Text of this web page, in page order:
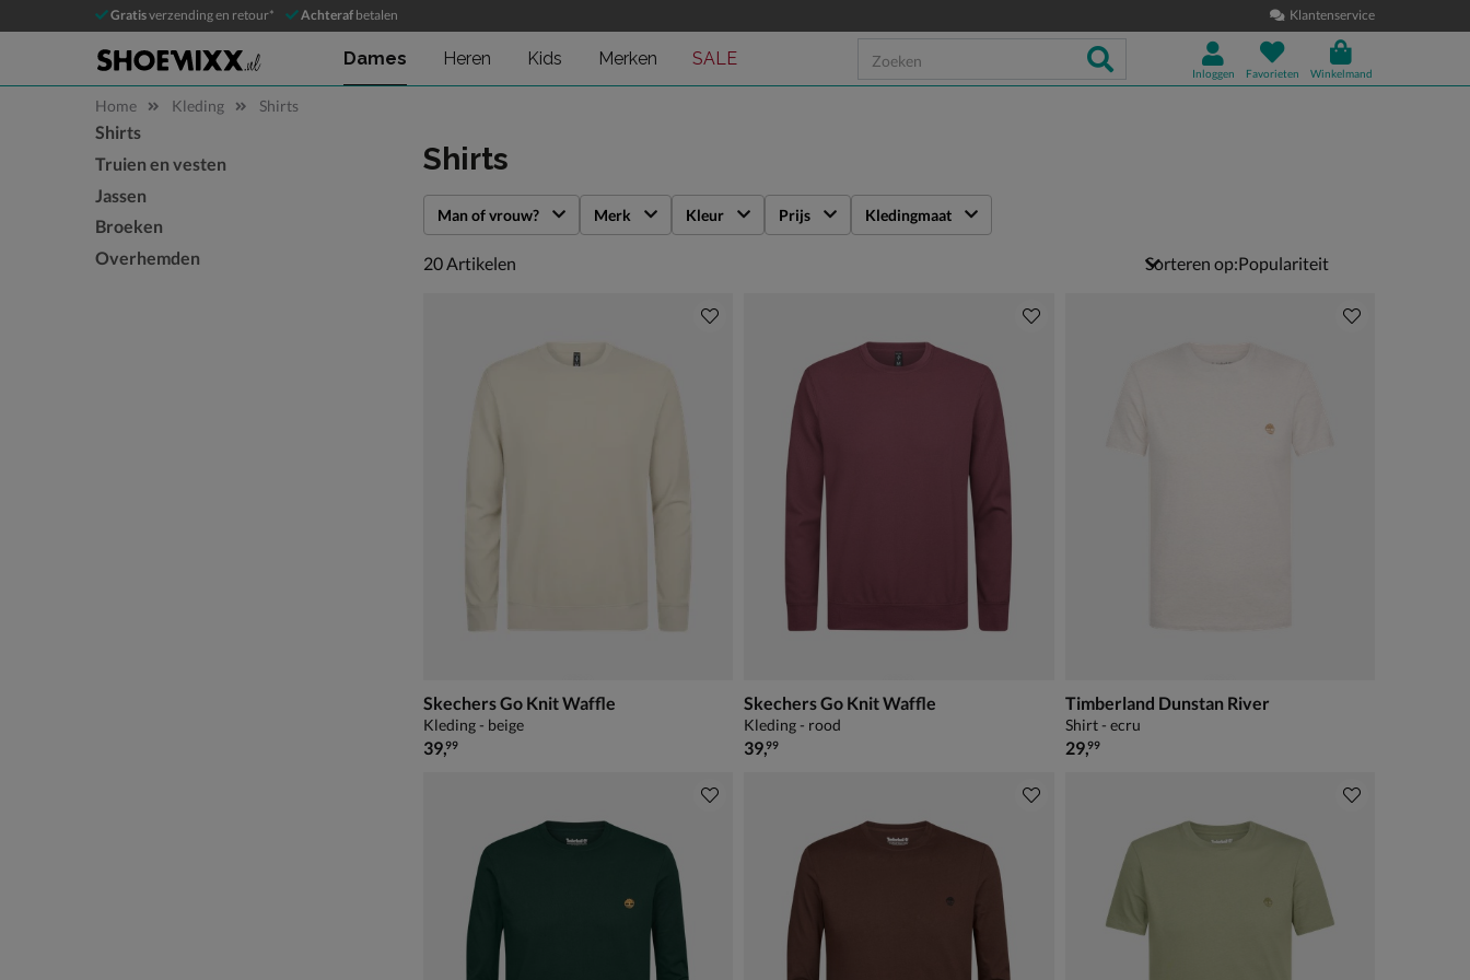
Gratisverzending en retour* Achteraf betalen Klantenservice
Dames Heren Kids Merken SALE
Inloggen Favorieten Winkelmand
Home Kleding Shirts
Sla categorieën over
Shirts
Truien en vesten
Jassen
Broeken
Overhemden
Shirts
Man of vrouw? Merk Kleur Prijs Kledingmaat
20 artikelen
20Artikelen Sorteren op:
Skechers Go Knit Waffle
Kleding - beige
€ 39,99
39,99
Skechers Go Knit Waffle
Kleding - rood
€ 39,99
39,99
Timberland Dunstan River
Shirt - ecru
€ 29,99
29,99